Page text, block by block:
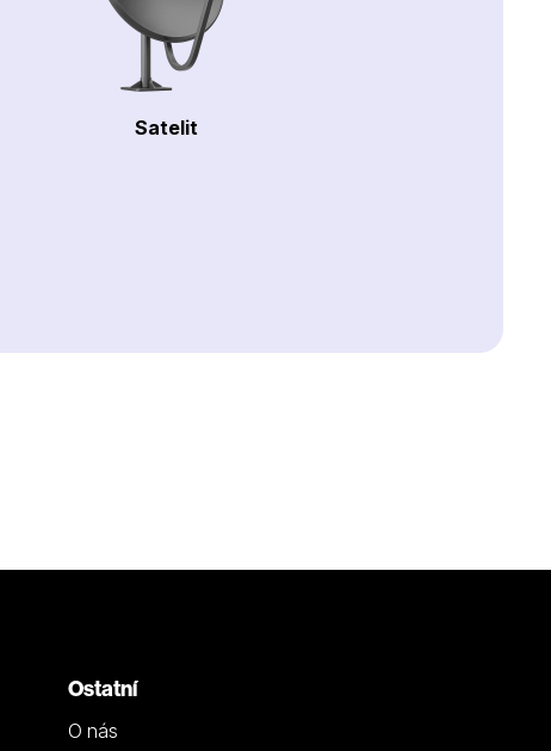
Satelit
Ostatní
O nás